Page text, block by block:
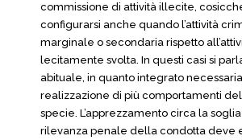
commissione di attività illecite,
configurarsi anche quando l’attività
marginale o secondaria rispetto
lecitamente svolta. In questi casi si
abituale, in quanto integrato
realizzazione di più comportamenti
specie. L’apprezzamento circa la
rilevanza penale della condotta deve